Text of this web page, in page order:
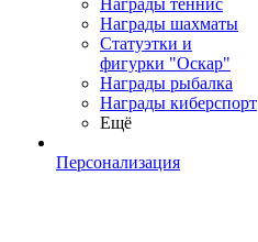
Награды теннис
Награды шахматы
Статуэтки и
фигурки "Оскар"
Награды рыбалка
Награды киберспорт
Ещё
Персонализация